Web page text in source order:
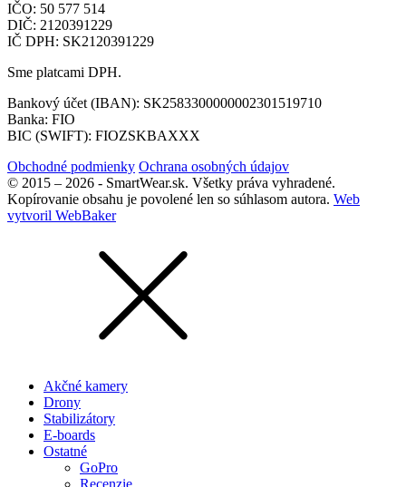
IČO: 50 577 514
DIČ: 2120391229
IČ DPH: SK2120391229
Sme platcami DPH.
Bankový účet (IBAN): SK2583300000002301519710
Banka: FIO
BIC (SWIFT): FIOZSKBAXXX
Obchodné podmienky Ochrana osobných údajov
© 2015 – 2026 - SmartWear.sk. Všetky práva vyhradené.
Kopírovanie obsahu je povolené len so súhlasom autora. Web
vytvoril WebBaker
Akčné kamery
Drony
Stabilizátory
E-boards
Ostatné
GoPro